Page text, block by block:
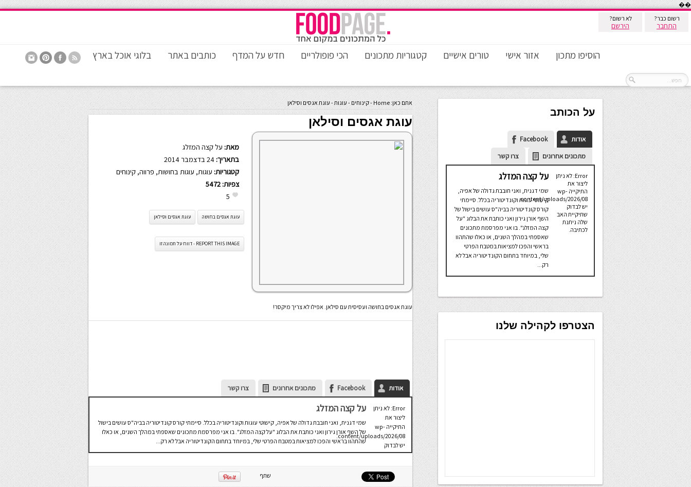
��
רשום כבר?
התחבר
לא רשום?
הירשם
הוסיפו מתכון אזור אישי טורים אישיים קטגוריות מתכונים הכי פופולריים חדש על המדף כותבים באתר בלוגי אוכל בארץ
אתם כאן: Home
-קינוחים - עוגות- עוגת אגסים וסילאן
עוגת אגסים וסילאן
מאת: על קצה המזלג
בתאריך:
קטגוריות: עוגות, עוגות בחושות, פרווה, קינוחים
צפיות: 5472
5
עוגת אגסים בחושה עוגת אגסים וסילאן
REPORT THIS IMAGE - דווח על תמונה זו
עוגת אגסים בחושה ועסיסית עם סילאן. אפילו לא צריך מיקסר!
אודות Facebook מתכונים אחרונים צרו קשר
Error: לא ניתן
ליצור את
התיקייה wp-
content/uploads/2026/08.
יש לבדוק
שתיקיית האב
לכתיבה.
על קצה המזלג
שמי דגנית, ואני חובבת גדולה של אפיה, קישוטי עוגות וקונדיטוריה בכלל. סיימתי קורס קונדיטוריה בביה"ס עושים בישול
של השף אורן גירון ואני כותבת את הבלוג "על קצה המזלג". בו אני מפרסמת מתכונים שאספתי במהלך השנים, או כאלו
שהתהוו בראשי והפכו למציאות במטבח הפרטי שלי, במיוחד בתחום הקונדיטוריה אבל לא רק...
שתף
על הכותב
אודות
Facebook
מתכונים אחרונים
צרו קשר
Error: לא ניתן
ליצור את
התיקייה wp-
content/uploads/2026/08.
יש לבדוק
שתיקיית האב
שלה ניתנת
לכתיבה.
על קצה המזלג
שמי דגנית, ואני חובבת גדולה של אפיה,
קישוטי עוגות וקונדיטוריה בכלל. סיימתי
קורס קונדיטוריה בביה"ס עושים בישול של
השף אורן גירון ואני כותבת את הבלוג "על
קצה המזלג". בו אני מפרסמת מתכונים
שאספתי במהלך השנים, או כאלו שהתהוו
בראשי והפכו למציאות במטבח הפרטי
שלי, במיוחד בתחום הקונדיטוריה אבל לא
רק...
הצטרפו לקהילה שלנו